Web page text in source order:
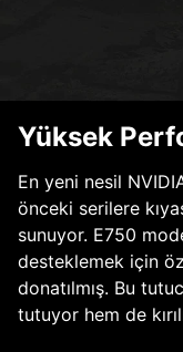
Yüksek
En yeni nesil
önceki serilere
sunuyor. E750
desteklemek için
donatılmış. Bu
tutuyor hem de